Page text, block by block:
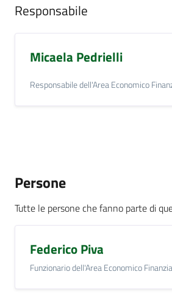
Responsabile
Micaela Pedrielli
Responsabile dell'Area Economico
Persone
Tutte le persone che fanno parte di
Federico Piva
Funzionario dell'Area Economico